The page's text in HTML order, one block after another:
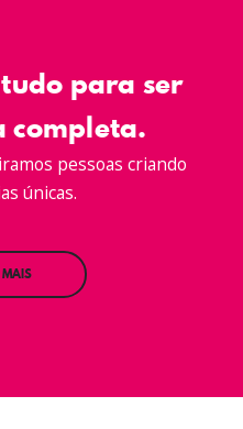
para ser
completa.
pessoas criando
únicas.